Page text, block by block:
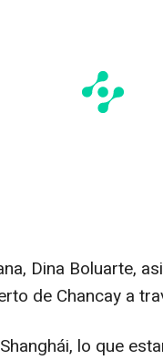
Dina Boluarte,
de Chancay a
lo que